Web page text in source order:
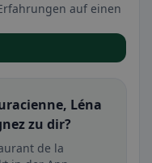
auf einen
Léna
zu dir?
de la